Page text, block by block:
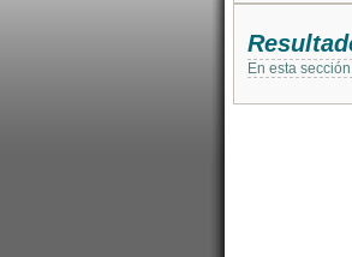
En esta